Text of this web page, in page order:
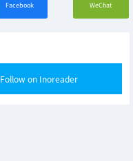
Facebook WeChat
Follow on Inoreader